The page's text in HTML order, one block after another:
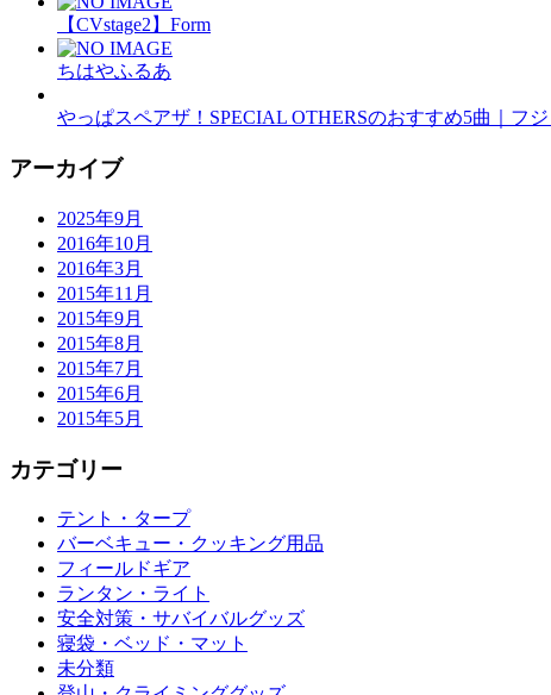
【CVstage2】Form
ちはやふるあ
やっぱスペアザ！SPECIAL OTHERSのおすすめ5曲｜フ
アーカイブ
2025年9月
2016年10月
2016年3月
2015年11月
2015年9月
2015年8月
2015年7月
2015年6月
2015年5月
カテゴリー
テント・タープ
バーベキュー・クッキング用品
フィールドギア
ランタン・ライト
安全対策・サバイバルグッズ
寝袋・ベッド・マット
未分類